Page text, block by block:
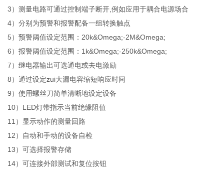
3）测量电路可通过控制端子断开,例如应用于耦合电源场合
4）分别为预警和报警配备一组转换触点
5）预警阈值设定范围：20k&Omega;-2M&Omega;
6）报警阈值设定范围：1k&Omega;-250k&Omega;
7）继电器输出可选通电或去电激励
8）通过设定zui大漏电容缩短响应时间
9）使用螺丝刀简单清晰地设定设备
10）LED灯带指示当前绝缘阻值
11）显示动作的测量回路
12）自动和手动的设备自检
13）可选择报警存储
14）可连接外部测试和复位按钮